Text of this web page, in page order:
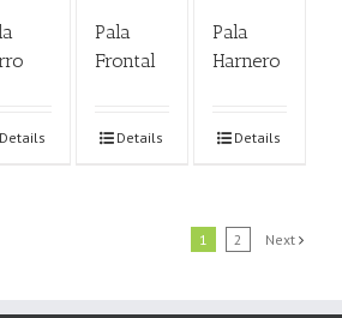
Details
Pala
Frontal
Details
Pala
Harnero
Details
1 2 Next